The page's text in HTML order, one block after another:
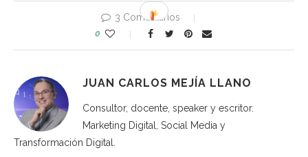
3 Comentarios
0
JUAN CARLOS MEJÍA LLANO
Consultor, docente, speaker y escritor.
Marketing Digital, Social Media y
Transformación Digital.